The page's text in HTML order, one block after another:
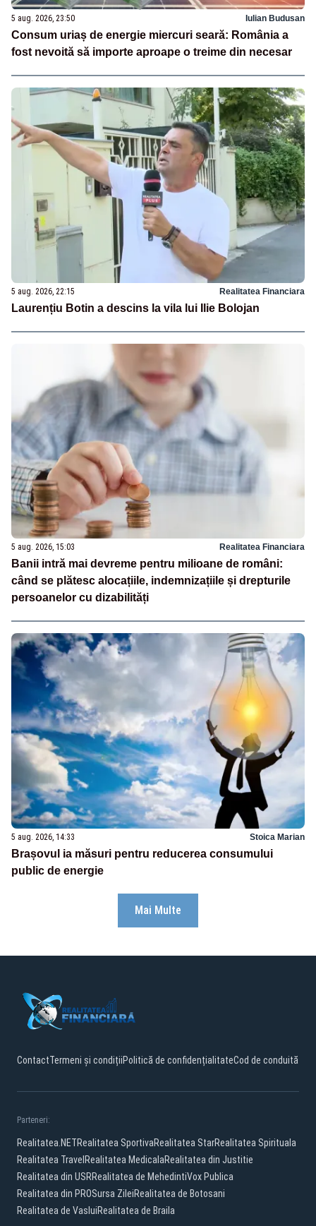
5 aug. 2026, 23:50 Iulian Budusan
Consum uriaș de energie miercuri seară: România a
fost nevoită să importe aproape o treime din necesar
5 aug. 2026, 22:15 Realitatea Financiara
Laurențiu Botin a descins la vila lui Ilie Bolojan
5 aug. 2026, 15:03 Realitatea Financiara
Banii intră mai devreme pentru milioane de români:
când se plătesc alocațiile, indemnizațiile și drepturile
persoanelor cu dizabilități
5 aug. 2026, 14:33 Stoica Marian
Brașovul ia măsuri pentru reducerea consumului
public de energie
Mai Multe
ContactTermeni și condițiiPolitică de confidențialitateCod de conduită
Parteneri:
Realitatea.NETRealitatea SportivaRealitatea StarRealitatea Spirituala
Realitatea Travel Realitatea MedicalaRealitatea din Justitie
Realitatea din USRRealitatea de MehedintiVox Publica
Realitatea din PROSursa ZileiRealitatea de Botosani
Realitatea de VasluiRealitatea de Braila